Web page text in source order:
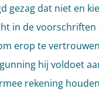
gezag dat niet en
in de
erop te
hij voldoet
rekening